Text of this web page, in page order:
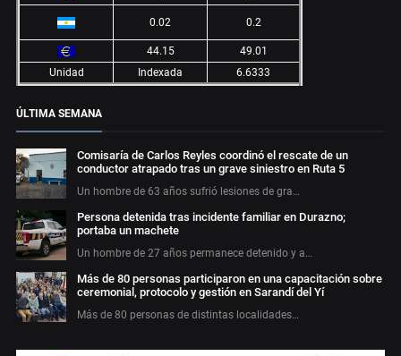
0.02 0.2
44.15
49.01
Unidad
Indexada 6.6333
ÚLTIMA SEMANA
Comisaría de Carlos Reyles coordinó el rescate de un
conductor atrapado tras un grave siniestro en Ruta 5
Un hombre de 63 años sufrió lesiones de gra…
Persona detenida tras incidente familiar en Durazno;
portaba un machete
Un hombre de 27 años permanece detenido y a…
Más de 80 personas participaron en una capacitación sobre
ceremonial, protocolo y gestión en Sarandí del Yí
Más de 80 personas de distintas localidades…